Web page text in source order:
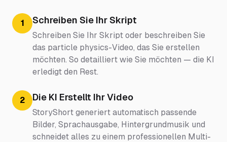
1 Schreiben Sie Ihr Skript
Schreiben Sie Ihr Skript oder beschreiben Sie
das particle physics-Video, das Sie erstellen
möchten. So detailliert wie Sie möchten — die KI
erledigt den Rest.
2 Die KI Erstellt Ihr Video
StoryShort generiert automatisch passende
Bilder, Sprachausgabe, Hintergrundmusik und
schneidet alles zu einem professionellen Multi-